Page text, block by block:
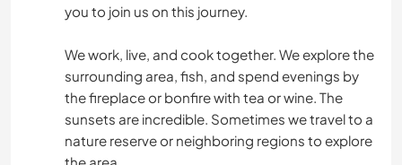
you to join us on this journey.
We work, live, and cook together. We explore the
surrounding area, fish, and spend evenings by
the fireplace or bonfire with tea or wine. The
sunsets are incredible. Sometimes we travel to a
nature reserve or neighboring regions to explore